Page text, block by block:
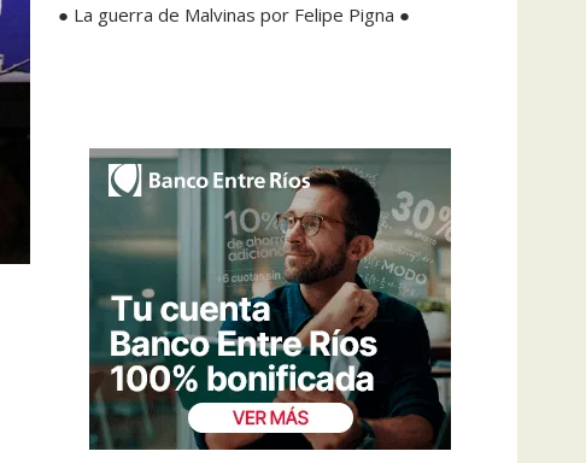
● La guerra de Malvinas por Felipe Pigna ●